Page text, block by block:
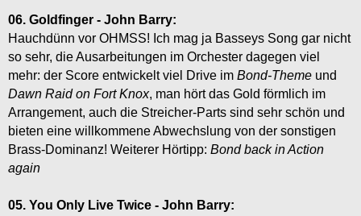
06. Goldfinger - John Barry:
Hauchdünn vor OHMSS! Ich mag ja Basseys Song gar nicht
so sehr, die Ausarbeitungen im Orchester dagegen viel
mehr: der Score entwickelt viel Drive im Bond-Theme und
Dawn Raid on Fort Knox, man hört das Gold förmlich im
Arrangement, auch die Streicher-Parts sind sehr schön und
bieten eine willkommene Abwechslung von der sonstigen
Brass-Dominanz! Weiterer Hörtipp: Bond back in Action
again
05. You Only Live Twice - John Barry: